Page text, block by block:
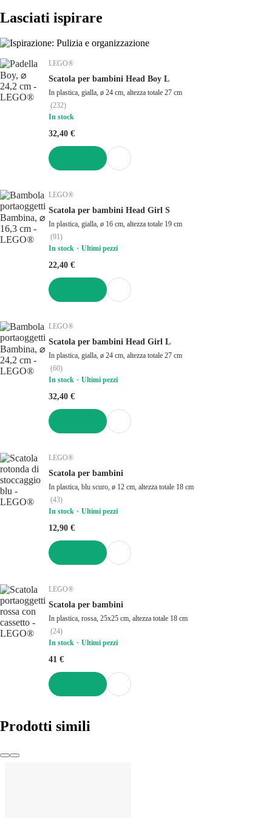
Lasciati ispirare
LEGO®
Scatola per bambini Head Boy L
In plastica, gialla, ø 24 cm, altezza totale 27 cm
(232)
In stock
32,40 €
LEGO®
Scatola per bambini Head Girl S
In plastica, gialla, ø 16 cm, altezza totale 19 cm
(91)
In stock
Ultimi pezzi
22,40 €
LEGO®
Scatola per bambini Head Girl L
In plastica, gialla, ø 24 cm, altezza totale 27 cm
(60)
In stock
Ultimi pezzi
32,40 €
LEGO®
Scatola per bambini
In plastica, blu scuro, ø 12 cm, altezza totale 18 cm
(43)
In stock
Ultimi pezzi
12,90 €
LEGO®
Scatola per bambini
In plastica, rossa, 25x25 cm, altezza totale 18 cm
(24)
In stock
Ultimi pezzi
41 €
Prodotti simili